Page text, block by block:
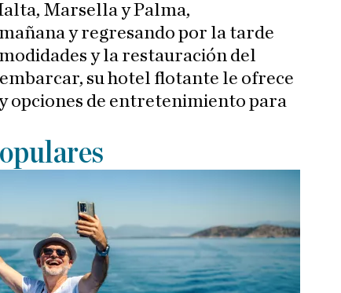
Marsella y Palma,
y regresando por la tarde
y la restauración del
su hotel flotante le ofrece
opciones de entretenimiento para